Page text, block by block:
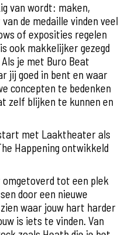
van wordt: maken,
de medaille vinden veel
of exposities regelen
ook makkelijker gezegd
je met Buro Beat
jij goed in bent en waar
concepten te bedenken
zelf blijken te kunnen en
met Laaktheater als
Happening ontwikkeld
tot een plek
door een nieuwe
waar jouw hart harder
is iets te vinden. Van